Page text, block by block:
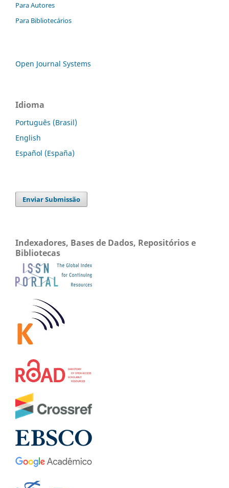
Para Autores
Para Bibliotecários
Open Journal Systems
Idioma
Português (Brasil)
English
Español (España)
Enviar Submissão
Indexadores, Bases de Dados, Repositórios e
Bibliotecas